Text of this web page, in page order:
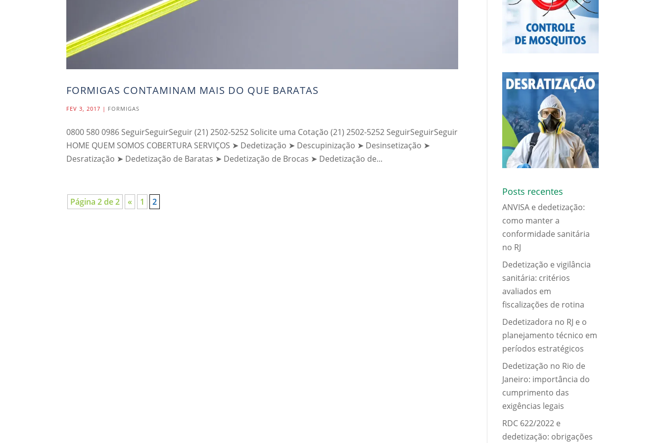
FORMIGAS CONTAMINAM MAIS DO QUE BARATAS
FEV 3, 2017 | FORMIGAS
0800 580 0986 SeguirSeguirSeguir (21) 2502-5252 Solicite uma Cotação (21) 2502-5252 SeguirSeguirSeguir
HOME QUEM SOMOS COBERTURA SERVIÇOS ➤ Dedetização ➤ Descupinização ➤ Desinsetização ➤
Desratização ➤ Dedetização de Baratas ➤ Dedetização de Brocas ➤ Dedetização de...
Página 2 de 2 « 1 2
Posts recentes
ANVISA e dedetização:
como manter a
conformidade sanitária
no RJ
Dedetização e vigilância
sanitária: critérios
avaliados em
fiscalizações de rotina
Dedetizadora no RJ e o
planejamento técnico em
períodos estratégicos
Dedetização no Rio de
Janeiro: importância do
cumprimento das
exigências legais
RDC 622/2022 e
dedetização: obrigações